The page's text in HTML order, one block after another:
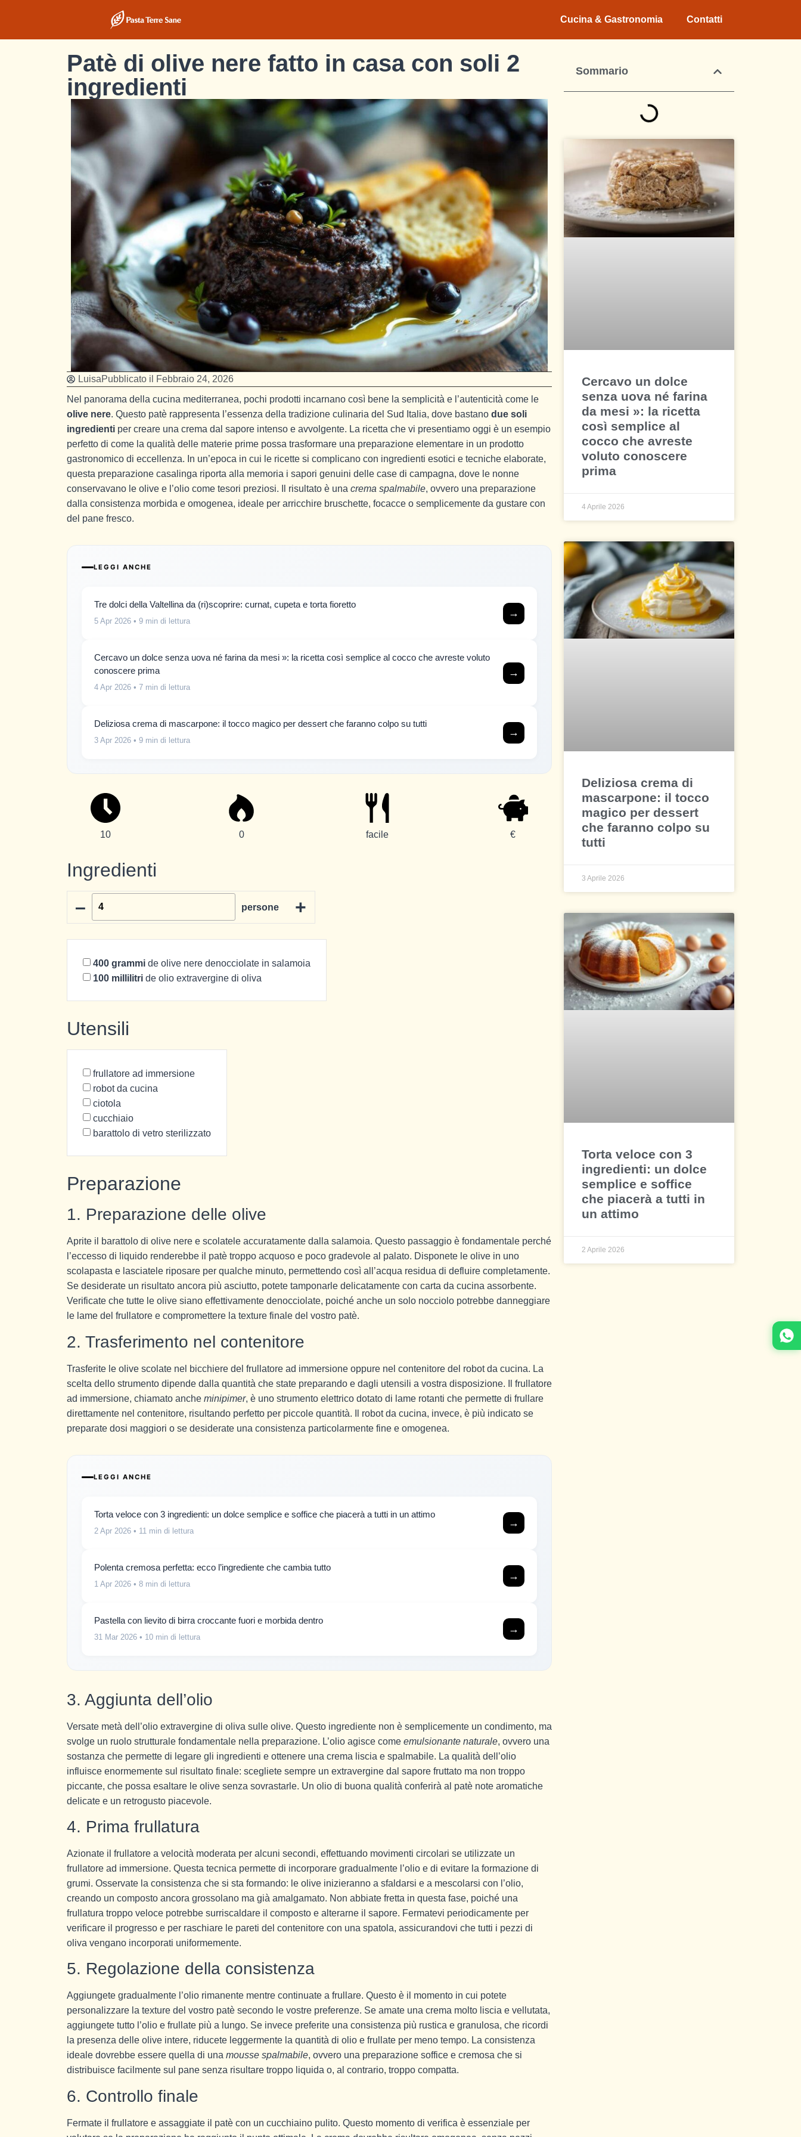
Cucina & Gastronomia Contatti
Sommario
Cercavo un dolce
senza uova né farina
da mesi »: la ricetta
così semplice al
cocco che avreste
voluto conoscere
prima
4 Aprile 2026
Deliziosa crema di
mascarpone: il tocco
magico per dessert
che faranno colpo su
tutti
3 Aprile 2026
Torta veloce con 3
ingredienti: un dolce
semplice e soffice
che piacerà a tutti in
un attimo
2 Aprile 2026
Patè di olive nere fatto in casa con soli 2
ingredienti
LuisaPubblicato il
Febbraio 24, 2026
Nel panorama della cucina mediterranea, pochi prodotti incarnano così bene la semplicità e l’autenticità come le
olive nere. Questo patè rappresenta l’essenza della tradizione culinaria del Sud Italia, dove bastano due soli
ingredienti per creare una crema dal sapore intenso e avvolgente. La ricetta che vi presentiamo oggi è un esempio
perfetto di come la qualità delle materie prime possa trasformare una preparazione elementare in un prodotto
gastronomico di eccellenza. In un’epoca in cui le ricette si complicano con ingredienti esotici e tecniche elaborate,
questa preparazione casalinga riporta alla memoria i sapori genuini delle case di campagna, dove le nonne
conservavano le olive e l’olio come tesori preziosi. Il risultato è una crema spalmabile, ovvero una preparazione
dalla consistenza morbida e omogenea, ideale per arricchire bruschette, focacce o semplicemente da gustare con
del pane fresco.
LEGGI ANCHE
Tre dolci della Valtellina da (ri)scoprire: curnat, cupeta e torta fioretto
5 Apr 2026 • 9 min di lettura
→
Cercavo un dolce senza uova né farina da mesi »: la ricetta così semplice al cocco che avreste voluto
conoscere prima
4 Apr 2026 • 7 min di lettura
→
Deliziosa crema di mascarpone: il tocco magico per dessert che faranno colpo su tutti
3 Apr 2026 • 9 min di lettura
→
10 0 facile €
Ingredienti
–
persone +
400 grammi de olive nere denocciolate in salamoia
100 millilitri de olio extravergine di oliva
Utensili
frullatore ad immersione
robot da cucina
ciotola
cucchiaio
barattolo di vetro sterilizzato
Preparazione
1. Preparazione delle olive
Aprite il barattolo di olive nere e scolatele accuratamente dalla salamoia. Questo passaggio è fondamentale perché
l’eccesso di liquido renderebbe il patè troppo acquoso e poco gradevole al palato. Disponete le olive in uno
scolapasta e lasciatele riposare per qualche minuto, permettendo così all’acqua residua di defluire completamente.
Se desiderate un risultato ancora più asciutto, potete tamponarle delicatamente con carta da cucina assorbente.
Verificate che tutte le olive siano effettivamente denocciolate, poiché anche un solo nocciolo potrebbe danneggiare
le lame del frullatore e compromettere la texture finale del vostro patè.
2. Trasferimento nel contenitore
Trasferite le olive scolate nel bicchiere del frullatore ad immersione oppure nel contenitore del robot da cucina. La
scelta dello strumento dipende dalla quantità che state preparando e dagli utensili a vostra disposizione. Il frullatore
ad immersione, chiamato anche minipimer, è uno strumento elettrico dotato di lame rotanti che permette di frullare
direttamente nel contenitore, risultando perfetto per piccole quantità. Il robot da cucina, invece, è più indicato se
preparate dosi maggiori o se desiderate una consistenza particolarmente fine e omogenea.
LEGGI ANCHE
Torta veloce con 3 ingredienti: un dolce semplice e soffice che piacerà a tutti in un attimo
2 Apr 2026 • 11 min di lettura
→
Polenta cremosa perfetta: ecco l’ingrediente che cambia tutto
1 Apr 2026 • 8 min di lettura
→
Pastella con lievito di birra croccante fuori e morbida dentro
31 Mar 2026 • 10 min di lettura
→
3. Aggiunta dell’olio
Versate metà dell’olio extravergine di oliva sulle olive. Questo ingrediente non è semplicemente un condimento, ma
svolge un ruolo strutturale fondamentale nella preparazione. L’olio agisce come emulsionante naturale, ovvero una
sostanza che permette di legare gli ingredienti e ottenere una crema liscia e spalmabile. La qualità dell’olio
influisce enormemente sul risultato finale: scegliete sempre un extravergine dal sapore fruttato ma non troppo
piccante, che possa esaltare le olive senza sovrastarle. Un olio di buona qualità conferirà al patè note aromatiche
delicate e un retrogusto piacevole.
4. Prima frullatura
Azionate il frullatore a velocità moderata per alcuni secondi, effettuando movimenti circolari se utilizzate un
frullatore ad immersione. Questa tecnica permette di incorporare gradualmente l’olio e di evitare la formazione di
grumi. Osservate la consistenza che si sta formando: le olive inizieranno a sfaldarsi e a mescolarsi con l’olio,
creando un composto ancora grossolano ma già amalgamato. Non abbiate fretta in questa fase, poiché una
frullatura troppo veloce potrebbe surriscaldare il composto e alterarne il sapore. Fermatevi periodicamente per
verificare il progresso e per raschiare le pareti del contenitore con una spatola, assicurandovi che tutti i pezzi di
oliva vengano incorporati uniformemente.
5. Regolazione della consistenza
Aggiungete gradualmente l’olio rimanente mentre continuate a frullare. Questo è il momento in cui potete
personalizzare la texture del vostro patè secondo le vostre preferenze. Se amate una crema molto liscia e vellutata,
aggiungete tutto l’olio e frullate più a lungo. Se invece preferite una consistenza più rustica e granulosa, che ricordi
la presenza delle olive intere, riducete leggermente la quantità di olio e frullate per meno tempo. La consistenza
ideale dovrebbe essere quella di una mousse spalmabile, ovvero una preparazione soffice e cremosa che si
distribuisce facilmente sul pane senza risultare troppo liquida o, al contrario, troppo compatta.
6. Controllo finale
Fermate il frullatore e assaggiate il patè con un cucchiaino pulito. Questo momento di verifica è essenziale per